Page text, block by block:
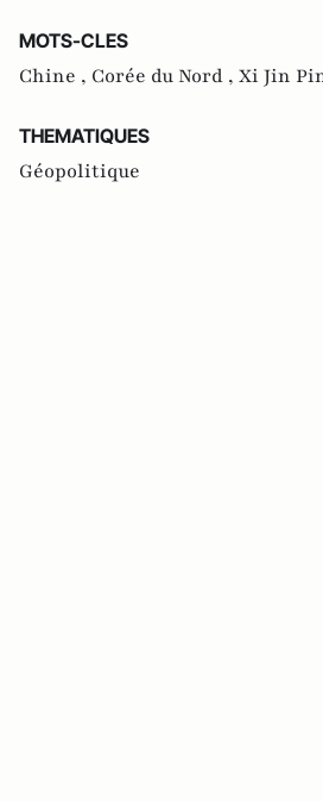
MOTS-CLES
Chine , Corée du Nord , Xi Jin
THEMATIQUES
Géopolitique